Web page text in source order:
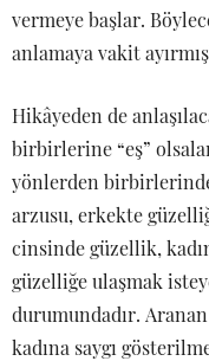
vermeye başlar.
anlamaya vakit
Hikâyeden de
birbirlerine “eş”
yönlerden
arzusu, erkekte
cinsinde güzellik,
güzelliğe ulaşmak
durumundadır.
kadına saygı